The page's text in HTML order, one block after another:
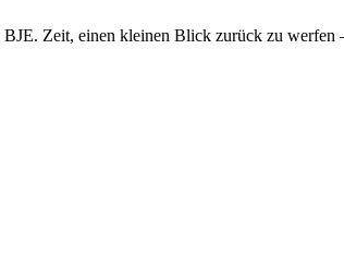
Zeit, einen kleinen Blick zurück zu